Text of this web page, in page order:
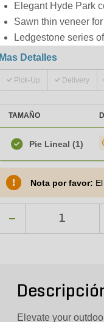
Elegant Hyde Park
Sawn thin veneer
Ledgestone series
Mas Detalles
Pick-Up Delivery
TAMAÑO
Pie Lineal (1)
Nota por favor:
Elevate your